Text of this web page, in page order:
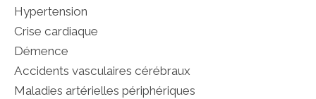
Hypertension
Crise cardiaque
Démence
Accidents vasculaires cérébraux
Maladies artérielles périphériques